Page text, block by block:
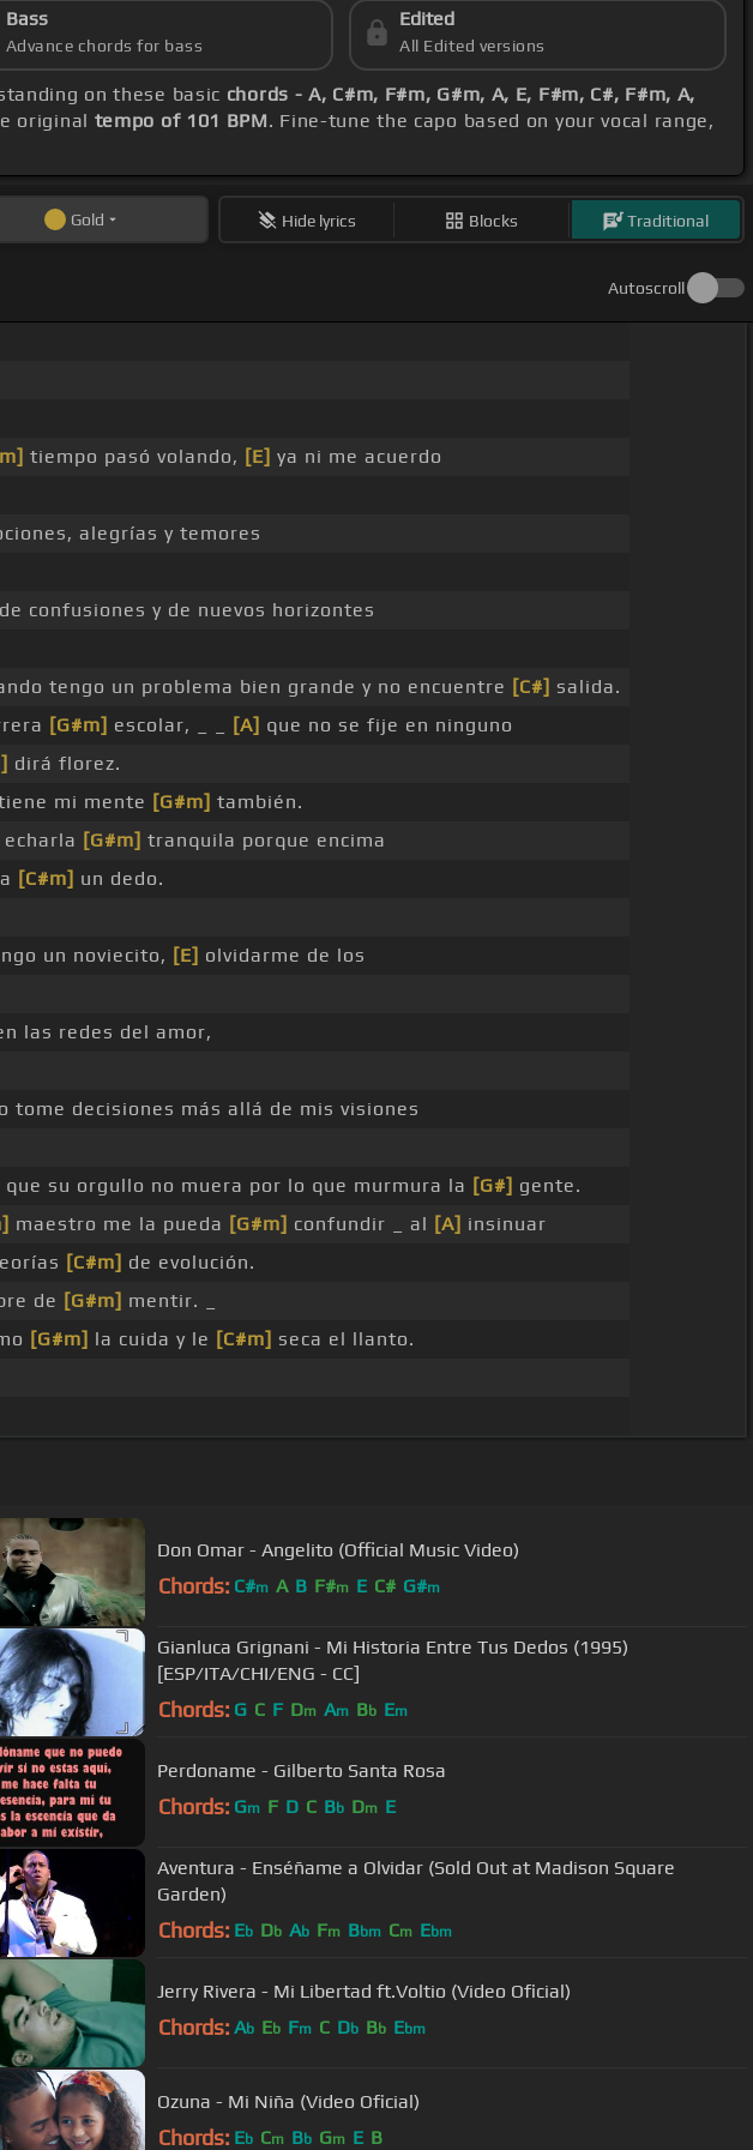
Bass
Advance chords for bass
Edited
All Edited versions
on these basic chords - A, C#m, F#m, G#m, A, E, F#m, C#, F#m, A,
original tempo of 101 BPM. Fine-tune the capo based on your vocal range,
Gold Hide lyrics Blocks Traditional
Autoscroll
tiempo pasó volando, [E] ya ni me acuerdo
alegrías y temores
confusiones y de nuevos horizontes
tengo un problema bien grande y no encuentre [C#] salida.
[G#m] escolar, _ _ [A] que no se fije en ninguno
dirá florez.
mi mente [G#m] también.
[G#m] tranquila porque encima
[C#m] un dedo.
un noviecito, [E] olvidarme de los
las redes del amor,
tome decisiones más allá de mis visiones
que su orgullo no muera por lo que murmura la [G#] gente.
maestro me la pueda [G#m] confundir _ al [A] insinuar
[C#m] de evolución.
de [G#m] mentir. _
[G#m] la cuida y le [C#m] seca el llanto.
Don Omar - Angelito (Official Music Video)
Chords: C#m A B F#m E C# G#m
Gianluca Grignani - Mi Historia Entre Tus Dedos (1995)
[ESP/ITA/CHI/ENG - CC]
Chords: G C F Dm Am Bb Em
Perdoname - Gilberto Santa Rosa
Chords: Gm F D C Bb Dm E
Aventura - Enséñame a Olvidar (Sold Out at Madison Square
Garden)
Chords: Eb Db Ab Fm Bbm Cm Ebm
Jerry Rivera - Mi Libertad ft.Voltio (Video Oficial)
Chords: Ab Eb Fm C Db Bb Ebm
Ozuna - Mi Niña (Video Oficial)
Chords: Eb Cm Bb Gm E B